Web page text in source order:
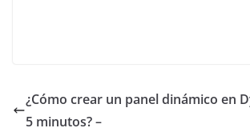
k
¿Cómo crear un panel dinámico en
5 minutos? –